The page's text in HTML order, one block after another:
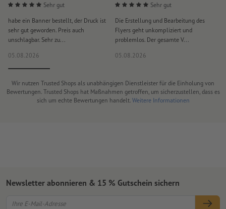
Sehr gut
habe ein Banner bestellt, der Druck ist
sehr gut geworden. Preis auch
unschlagbar. Sehr zu...
05.08.2026
Sehr gut
Die Erstellung und Bearbeitung des
Flyers geht unkompliziert und
problemlos. Der gesamte V...
05.08.2026
Wir nutzen Trusted Shops als unabhängigen Dienstleister für die Einholung von
Bewertungen. Trusted Shops hat Maßnahmen getroffen, um sicherzustellen, dass es
sich um echte Bewertungen handelt. Weitere Informationen
Newsletter abonnieren & 15 % Gutschein sichern